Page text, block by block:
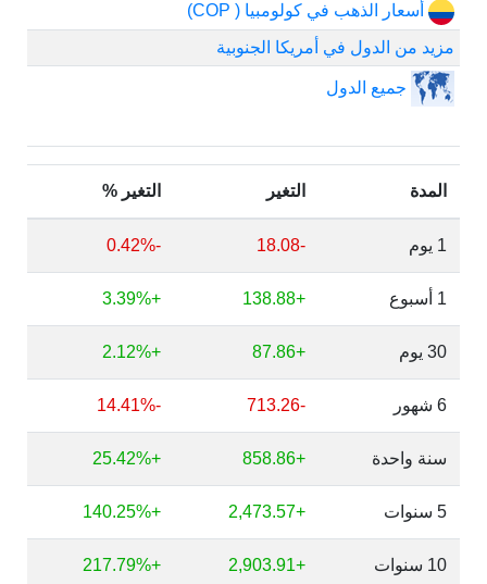
أسعار الذهب في كولومبيا ( COP)
مزيد من الدول في أمريكا الجنوبية
جميع الدول
المدة التغير التغير %
1 يوم -18.08
-0.42%
1 أسبوع +138.88
+3.39%
30 يوم +87.86
+2.12%
6 شهور -713.26
-14.41%
سنة واحدة +858.86
+25.42%
5 سنوات +2,473.57
+140.25%
10 سنوات +2,903.91
+217.79%